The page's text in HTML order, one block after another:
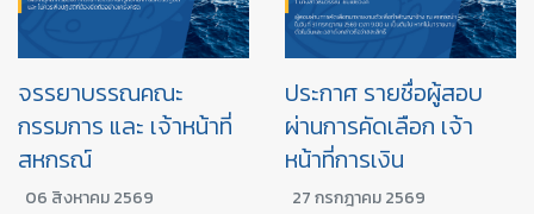
จรรยาบรรณคณะ
กรรมการ และ เจ้าหน้าที่
สหกรณ์
06 สิงหาคม 2569
ประกาศ รายชื่อผู้สอบ
ผ่านการคัดเลือก เจ้า
หน้าที่การเงิน
27 กรกฎาคม 2569